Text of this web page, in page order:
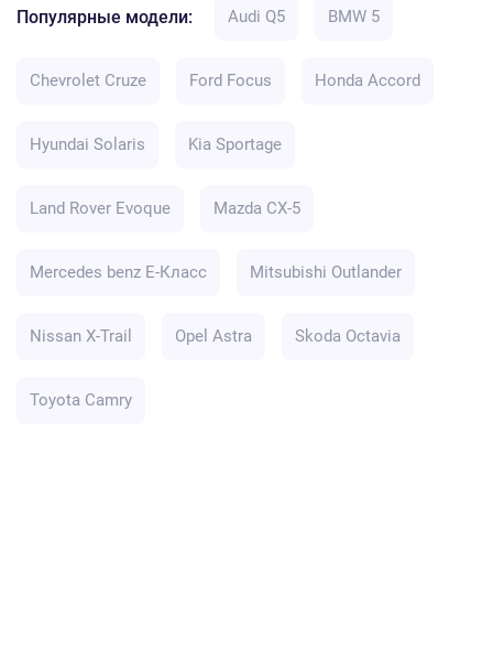
Популярные модели: Audi Q5 BMW 5
Chevrolet Cruze Ford Focus Honda Accord
Hyundai Solaris Kia Sportage
Land Rover Evoque Mazda CX-5
Mercedes benz E-Класс Mitsubishi Outlander
Nissan X-Trail Opel Astra Skoda Octavia
Toyota Camry